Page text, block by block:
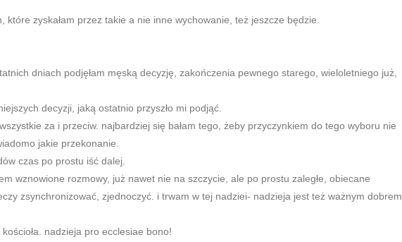
które zyskałam przez takie a nie inne wychowanie, też jeszcze będzie.
dniach podjęłam męską decyzję, zakończenia pewnego starego, wieloletniego już,
decyzji, jaką ostatnio przyszło mi podjąć.
za i przeciw. najbardziej się bałam tego, żeby przyczynkiem do tego wyboru nie
jakie przekonanie.
czas po prostu iść dalej.
wznowione rozmowy, już nawet nie na szczycie, ale po prostu zaległe, obiecane
zsynchronizować, zjednoczyć. i trwam w tej nadziei- nadzieja jest też ważnym dobrem
nadzieja pro ecclesiae bono!